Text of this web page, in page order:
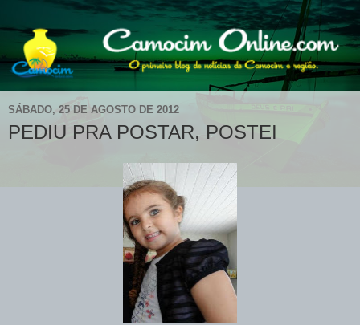
SÁBADO, 25 DE AGOSTO DE 2012
PEDIU PRA POSTAR, POSTEI